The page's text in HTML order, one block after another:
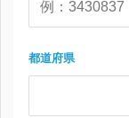
都道府県